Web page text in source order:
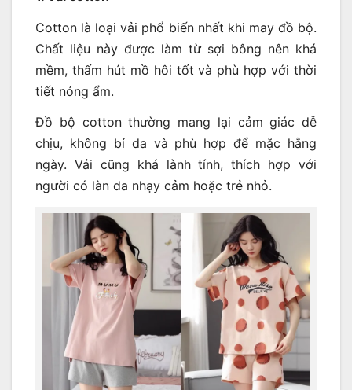
Cotton là loại vải phổ biến nhất khi may đồ bộ.
Chất liệu này được làm từ sợi bông nên khá
mềm, thấm hút mồ hôi tốt và phù hợp với thời
tiết nóng ẩm.
Đồ bộ cotton thường mang lại cảm giác dễ
chịu, không bí da và phù hợp để mặc hằng
ngày. Vải cũng khá lành tính, thích hợp với
người có làn da nhạy cảm hoặc trẻ nhỏ.